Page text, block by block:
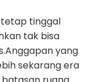
tinggal
tak bisa
yang
sekarang era